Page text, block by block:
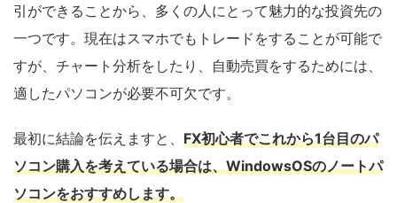
引ができることから、多くの人にとって魅力的な投資先の
一つです。現在はスマホでもトレードをすることが可能で
すが、チャート分析をしたり、自動売買をするためには、
適したパソコンが必要不可欠です。
最初に結論を伝えますと、 FX初心者でこれから1台目のパ
ソコン購入を考えている場合は、WindowsOSのノートパ
ソコンをおすすめします。